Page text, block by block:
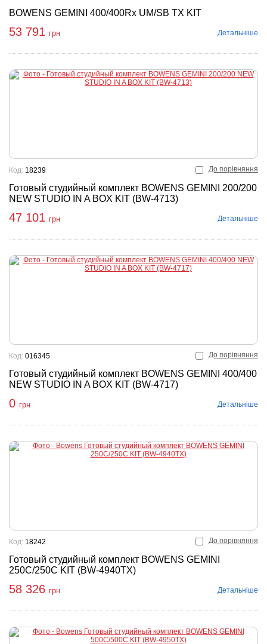
BOWENS GEMINI 400/400Rx UM/SB TX KIT
53 791 грн Детальніше
До порівняння
Готовый студийный комплект BOWENS GEMINI 200/200
NEW STUDIO IN A BOX KIT (BW-4713)
Код: 18239
47 101 грн Детальніше
До порівняння
Готовый студийный комплект BOWENS GEMINI 400/400
NEW STUDIO IN A BOX KIT (BW-4717)
Код: 016345
0 грн Детальніше
До порівняння
Готовый студийный комплект BOWENS GEMINI
250C/250C KIT (BW-4940TX)
Код: 18242
58 326 грн Детальніше